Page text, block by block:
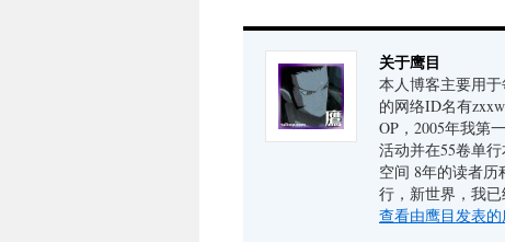
关于鹰目
本人博客主要用
的网络ID名有
OP，2005年我第
活动并在55卷单
空间 8年的读者
行，新世界，我已
查看由鹰目发表